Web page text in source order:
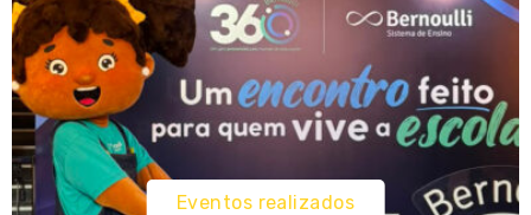
Eventos realizados